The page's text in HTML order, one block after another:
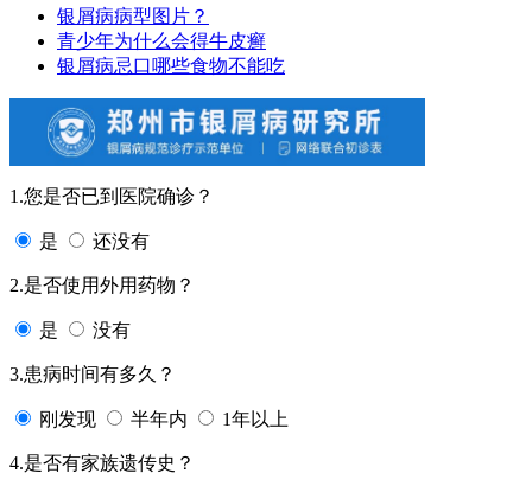
银屑病病型图片？
青少年为什么会得牛皮癣
银屑病忌口哪些食物不能吃
1.您是否已到医院确诊？
是 还没有
2.是否使用外用药物？
是 没有
3.患病时间有多久？
刚发现 半年内 1年以上
4.是否有家族遗传史？